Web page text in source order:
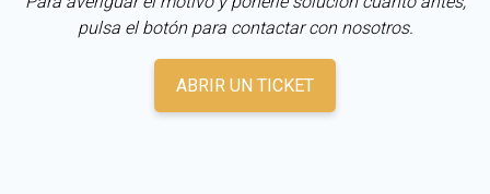
pulsa el botón para contactar con nosotros.
ABRIR UN TICKET